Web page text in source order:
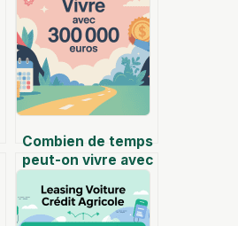
Combien de temps
peut-on vivre avec
guide complet